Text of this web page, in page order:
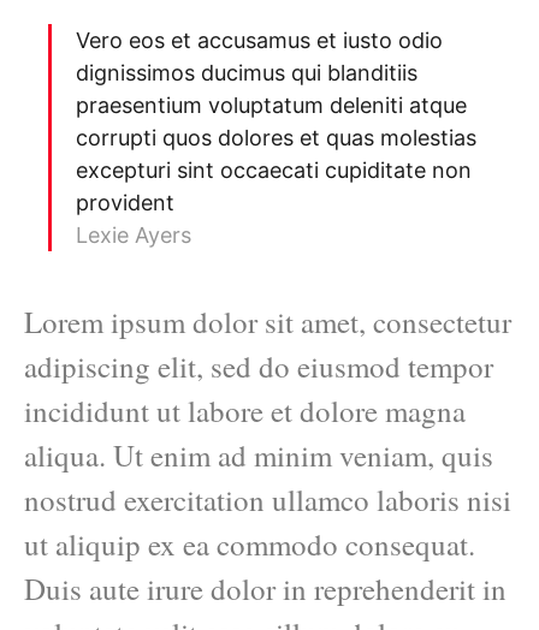
Vero eos et accusamus et iusto odio
dignissimos ducimus qui blanditiis
praesentium voluptatum deleniti atque
corrupti quos dolores et quas molestias
excepturi sint occaecati cupiditate non
provident
Lexie Ayers
Lorem ipsum dolor sit amet, consectetur
adipiscing elit, sed do eiusmod tempor
incididunt ut labore et dolore magna
aliqua. Ut enim ad minim veniam, quis
nostrud exercitation ullamco laboris nisi
ut aliquip ex ea commodo consequat.
Duis aute irure dolor in reprehenderit in